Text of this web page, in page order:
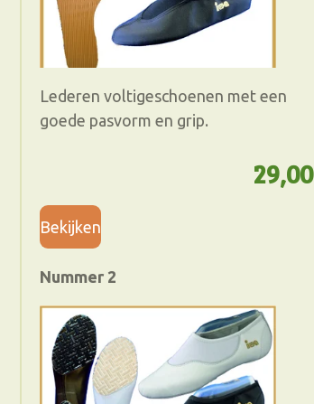
Lederen voltigeschoenen met een
goede pasvorm en grip.
29,00
Bekijken
Nummer 2